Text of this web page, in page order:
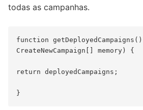
todas as campanhas.
function
CreateNewCampaign[] memory) {
return deployedCampaigns;